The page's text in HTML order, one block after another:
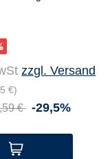
zzgl. Versand
€)
€ -29,5%